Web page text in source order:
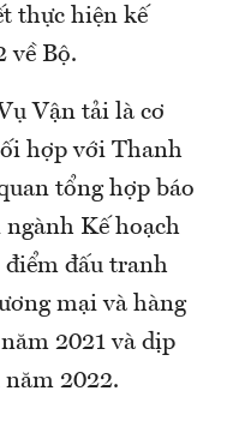
thực hiện kế
về Bộ.
Vận tải là cơ
hợp với Thanh
tổng hợp báo
Kế hoạch
đấu tranh
mại và hàng
2021 và dịp
2022.